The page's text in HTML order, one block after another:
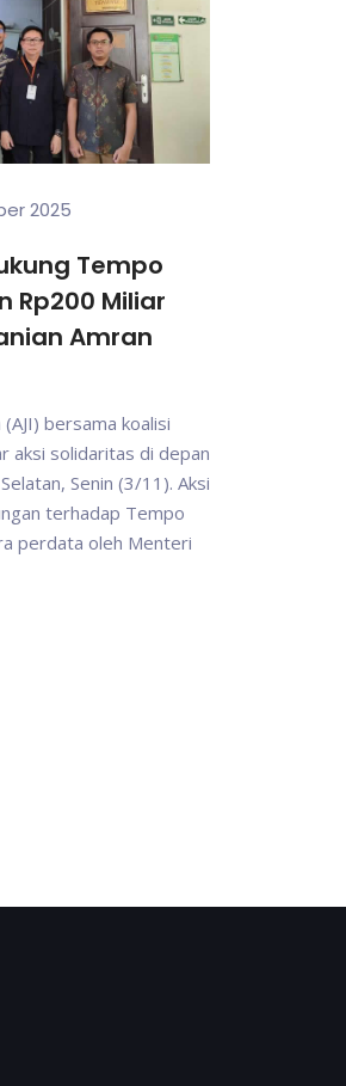
2025
Tempo
Rp200 Miliar
Amran
bersama koalisi
aksi solidaritas di depan
Senin (3/11). Aksi
terhadap Tempo
perdata oleh Menteri